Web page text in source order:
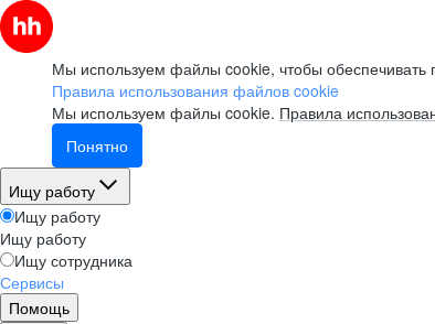
Мы используем файлы cookie, чтобы обеспечивать
Правила использования файлов cookie
Мы используем файлы cookie. Правила
Понятно
Ищу работу
Ищу работу
Ищу работу
Ищу сотрудника
Сервисы
Помощь